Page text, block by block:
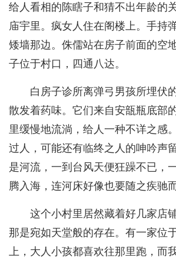
给人看相的陈瞎子和猜不出年龄的
庙宇里。疯女人住在阁楼上。手持
矮墙那边。侏儒站在房子前面的空
子位于村口，四通八达。
白房子诊所离弹弓男孩所埋伏
散发着药味。它们来自安瓿瓶底部
里缓慢地流淌，给人一种不详之感
过人，可能还有临终之人的呻吟声
是河流，一到台风天便狂躁不已，
腾入海，连河床好像也要随之疾驰而
这个小村里居然藏着好几家店
那是宛如天堂般的存在。有一家位
上，大人小孩都喜欢往那里跑，而